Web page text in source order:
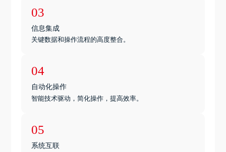
03
信息集成
关键数据和操作流程的高度整合。
04
自动化操作
智能技术驱动，简化操作，提高效率。
05
系统互联